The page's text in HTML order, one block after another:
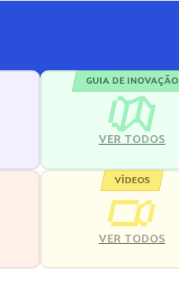
GUIA DE INOVAÇÃO
VER TODOS
VÍDEOS
VER TODOS